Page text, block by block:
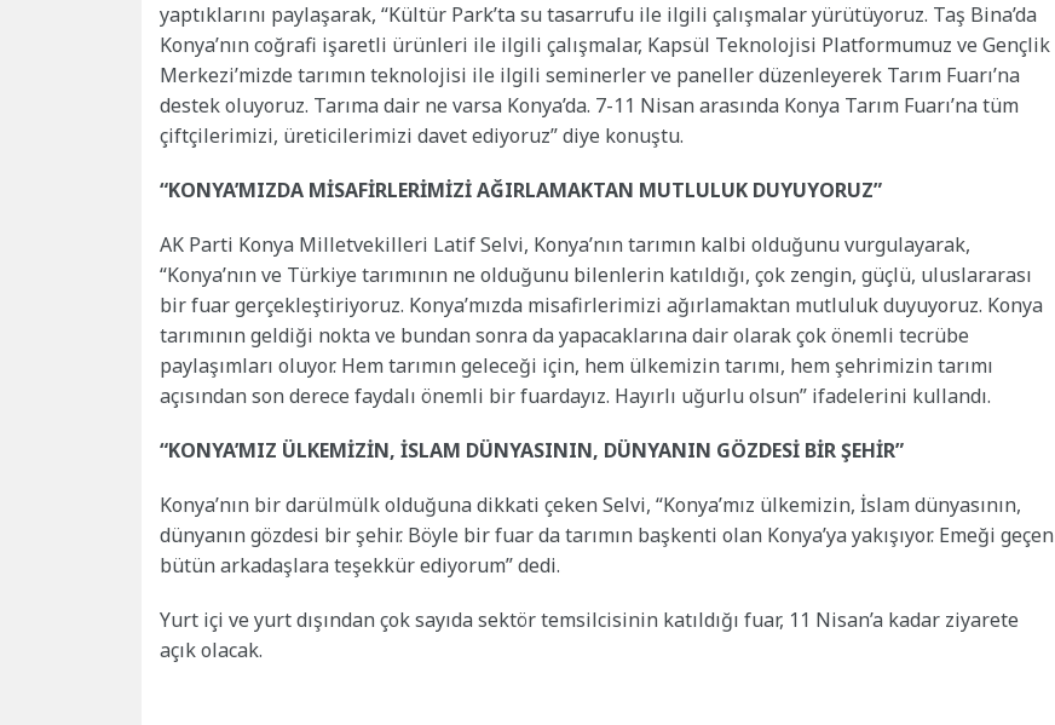
yaptıklarını paylaşarak, “Kültür Park’ta su tasarrufu ile ilgili çalışmalar yürütüyoruz. Taş Bina’da
Konya’nın coğrafi işaretli ürünleri ile ilgili çalışmalar, Kapsül Teknolojisi Platformumuz ve Gençlik
Merkezi’mizde tarımın teknolojisi ile ilgili seminerler ve paneller düzenleyerek Tarım Fuarı’na
destek oluyoruz. Tarıma dair ne varsa Konya’da. 7-11 Nisan arasında Konya Tarım Fuarı’na tüm
çiftçilerimizi, üreticilerimizi davet ediyoruz” diye konuştu.
“KONYA’MIZDA MİSAFİRLERİMİZİ AĞIRLAMAKTAN MUTLULUK DUYUYORUZ”
AK Parti Konya Milletvekilleri Latif Selvi, Konya’nın tarımın kalbi olduğunu vurgulayarak,
“Konya’nın ve Türkiye tarımının ne olduğunu bilenlerin katıldığı, çok zengin, güçlü, uluslararası
bir fuar gerçekleştiriyoruz. Konya’mızda misafirlerimizi ağırlamaktan mutluluk duyuyoruz. Konya
tarımının geldiği nokta ve bundan sonra da yapacaklarına dair olarak çok önemli tecrübe
paylaşımları oluyor. Hem tarımın geleceği için, hem ülkemizin tarımı, hem şehrimizin tarımı
açısından son derece faydalı önemli bir fuardayız. Hayırlı uğurlu olsun” ifadelerini kullandı.
“KONYA’MIZ ÜLKEMİZİN, İSLAM DÜNYASININ, DÜNYANIN GÖZDESİ BİR ŞEHİR”
Konya’nın bir darülmülk olduğuna dikkati çeken Selvi, “Konya’mız ülkemizin, İslam dünyasının,
dünyanın gözdesi bir şehir. Böyle bir fuar da tarımın başkenti olan Konya’ya yakışıyor. Emeği geçen
bütün arkadaşlara teşekkür ediyorum” dedi.
Yurt içi ve yurt dışından çok sayıda sektör temsilcisinin katıldığı fuar, 11 Nisan’a kadar ziyarete
açık olacak.